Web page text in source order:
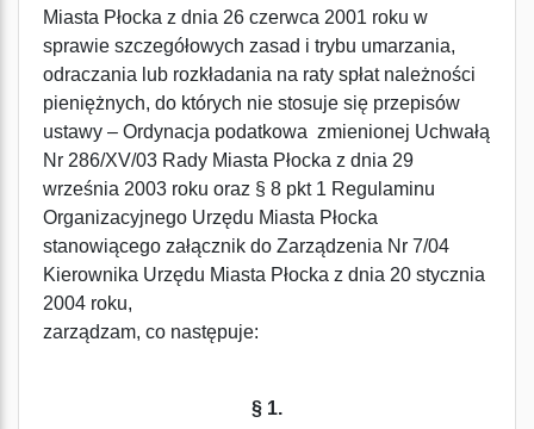
Miasta Płocka z dnia 26 czerwca 2001 roku w
sprawie szczegółowych zasad i trybu umarzania,
odraczania lub rozkładania na raty spłat należności
pieniężnych, do których nie stosuje się przepisów
ustawy – Ordynacja podatkowa zmienionej Uchwałą
Nr 286/XV/03 Rady Miasta Płocka z dnia 29
września 2003 roku oraz § 8 pkt 1 Regulaminu
Organizacyjnego Urzędu Miasta Płocka
stanowiącego załącznik do Zarządzenia Nr 7/04
Kierownika Urzędu Miasta Płocka z dnia 20 stycznia
2004 roku,
zarządzam, co następuje:
§ 1.